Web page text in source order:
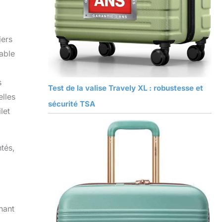
Test de la valise Travely XL : robustesse et
sécurité TSA